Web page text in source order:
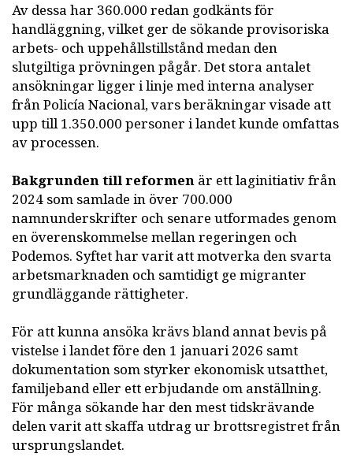
Av dessa har 360.000 redan godkänts för
handläggning, vilket ger de sökande provisoriska
arbets- och uppehållstillstånd medan den
slutgiltiga prövningen pågår. Det stora antalet
ansökningar ligger i linje med interna analyser
från Policía Nacional, vars beräkningar visade att
upp till 1.350.000 personer i landet kunde omfattas
av processen.
Bakgrunden till reformen är ett laginitiativ från
2024 som samlade in över 700.000
namnunderskrifter och senare utformades genom
en överenskommelse mellan regeringen och
Podemos. Syftet har varit att motverka den svarta
arbetsmarknaden och samtidigt ge migranter
grundläggande rättigheter.
För att kunna ansöka krävs bland annat bevis på
vistelse i landet före den 1 januari 2026 samt
dokumentation som styrker ekonomisk utsatthet,
familjeband eller ett erbjudande om anställning.
För många sökande har den mest tidskrävande
delen varit att skaffa utdrag ur brottsregistret från
ursprungslandet.